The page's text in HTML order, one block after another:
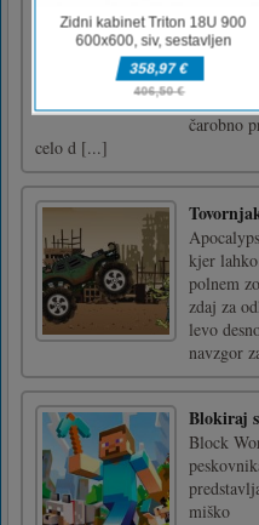
pošasti
Kodrajte,
Uživajte
so
čarobno
celo d [...]
kjer
polnem
zdaj za
levo
navzgor
Blokiraj
Block
miško